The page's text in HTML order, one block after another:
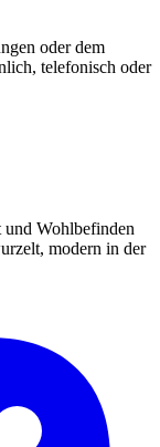
oder dem
telefonisch oder
und Wohlbefinden
modern in der